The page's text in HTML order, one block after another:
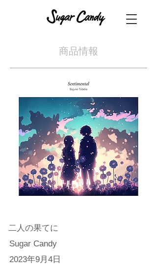
​商品情報
二人の果てに
Sugar Candy
2023年9月4日